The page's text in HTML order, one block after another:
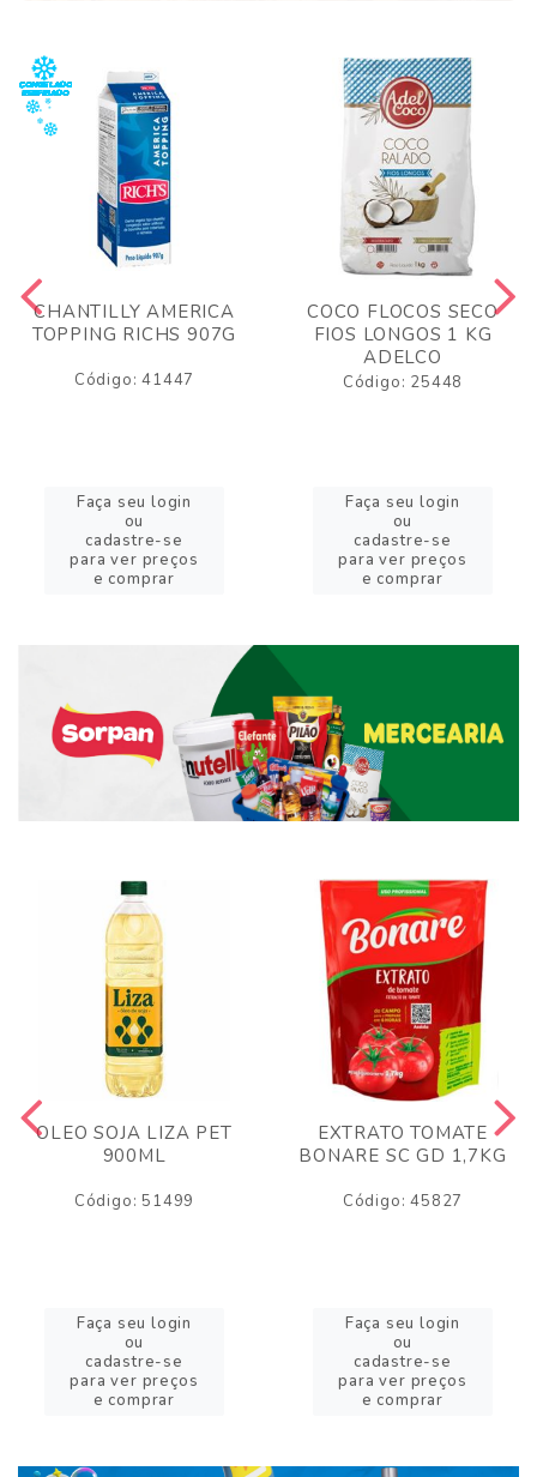
CHANTILLY AMERICA
TOPPING RICHS 907G
Código: 41447
Faça seu login
ou
cadastre-se
para ver preços
e comprar
COCO FLOCOS SECO
FIOS LONGOS 1 KG
ADELCO
Código: 25448
Faça seu login
ou
cadastre-se
para ver preços
e comprar
OLEO SOJA LIZA PET
900ML
Código: 51499
Faça seu login
ou
cadastre-se
para ver preços
e comprar
EXTRATO TOMATE
BONARE SC GD 1,7KG
Código: 45827
Faça seu login
ou
cadastre-se
para ver preços
e comprar